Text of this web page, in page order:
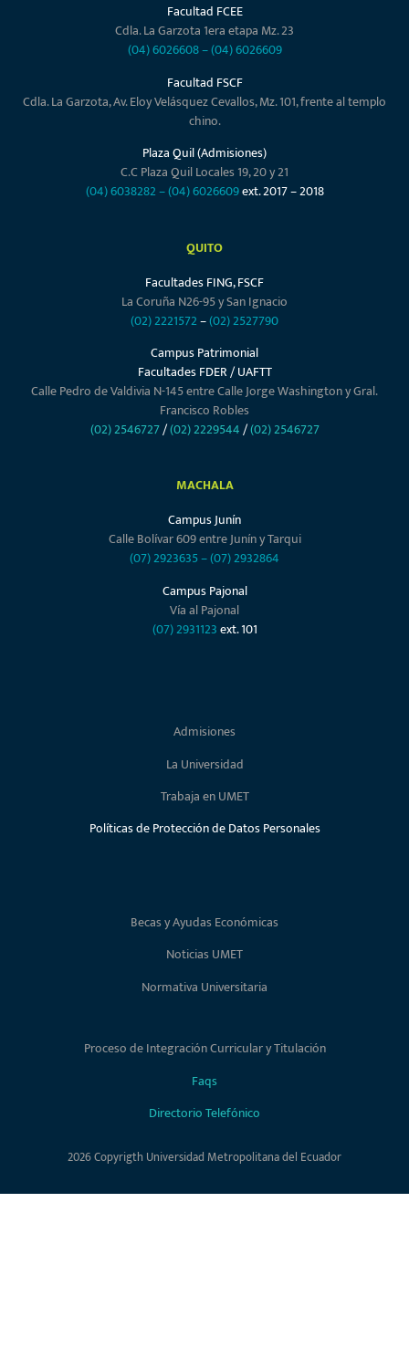
Facultad FCEE
Cdla. La Garzota 1era etapa Mz. 23
(04) 6026608–(04) 6026609
Facultad FSCF
Cdla. La Garzota, Av. Eloy Velásquez Cevallos, Mz. 101, frente al templo
chino.
Plaza Quil (Admisiones)
C.C Plaza Quil Locales 19, 20 y 21
(04) 6038282–(04) 6026609ext. 2017 – 2018
QUITO
Facultades FING, FSCF
La Coruña N26-95 y San Ignacio
(02) 2221572–(02) 2527790
Campus Patrimonial
Facultades FDER / UAFTT
Calle Pedro de Valdivia N-145 entre Calle Jorge Washington y Gral.
Francisco Robles
(02) 2546727/(02) 2229544/(02) 2546727
MACHALA
Campus Junín
Calle Bolívar 609 entre Junín y Tarqui
(07) 2923635–(07) 2932864
Campus Pajonal
Vía al Pajonal
(07) 2931123ext. 101
Admisiones
La Universidad
Trabaja en UMET
Políticas de Protección de Datos Personales
Becas y Ayudas Económicas
Noticias UMET
Normativa Universitaria
Proceso de Integración Curricular y Titulación
Faqs
Directorio Telefónico
2026 Copyrigth Universidad Metropolitana del Ecuador